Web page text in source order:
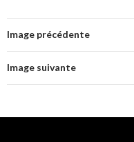
Image précédente
Image suivante